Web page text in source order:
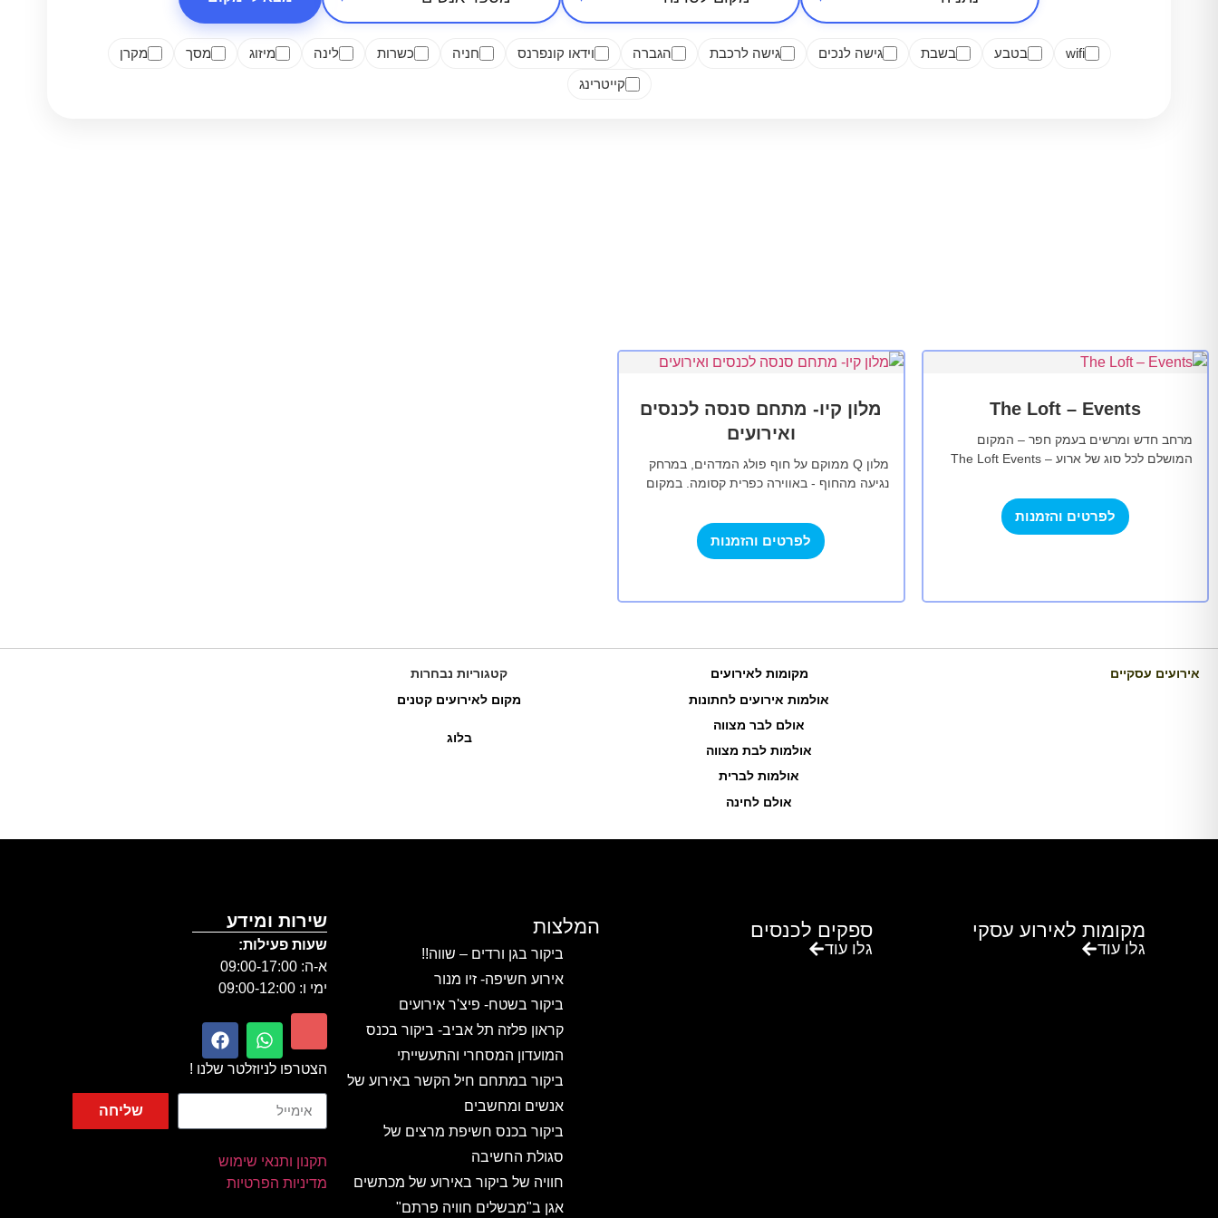
wifi בטבע בשבת גישה לנכים גישה לרכבת הגברה וידאו קונפרנס חניה כשרות לינה מיזוג מסך
מקרן
קייטרינג
The Loft – Events
מרחב חדש ומרשים בעמק חפר – המקום
המושלם לכל סוג של ארוע – The Loft Events
לפרטים והזמנות
מלון קיו- מתחם סנסה לכנסים
ואירועים
מלון Q ממוקם על חוף פולג המדהים, במרחק
נגיעה מהחוף - באווירה כפרית קסומה. במקום
לפרטים והזמנות
אירועים עסקיים
מקומות לאירועים
אולמות אירועים לחתונות
אולם לבר מצווה
אולמות לבת מצווה
אולמות לברית
אולם לחינה
קטגוריות נבחרות
מקום לאירועים קטנים
בלוג
מקומות לאירוע עסקי
גלו עוד
ספקים לכנסים
גלו עוד
המלצות
ביקור בגן ורדים – שווה!!
אירוע חשיפה- זיו מנור
ביקור בשטח- פיצ'ר אירועים
קראון פלזה תל אביב- ביקור בכנס
המועדון המסחרי והתעשייתי
ביקור במתחם חיל הקשר באירוע של
אנשים ומחשבים
ביקור בכנס חשיפת מרצים של
סגולת החשיבה
חוויה של ביקור באירוע של מכתשים
אגן ב"מבשלים חוויה פרתם"
שירות ומידע
שעות פעילות:
א-ה: 09:00-17:00
ימי ו: 09:00-12:00
הצטרפו לניוזלטר שלנו !
שליחה
תקנון ותנאי שימוש
מדיניות הפרטיות